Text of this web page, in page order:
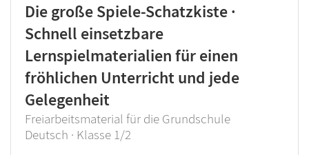
Die große Spiele-Schatzkiste ·
Schnell einsetzbare
Lernspielmaterialien für einen
fröhlichen Unterricht und jede
Gelegenheit
Freiarbeitsmaterial für die Grundschule
Deutsch · Klasse 1/2